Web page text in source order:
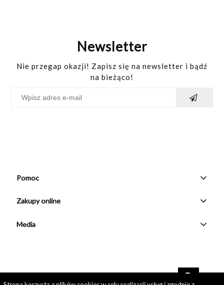
Newsletter
Nie przegap okazji! Zapisz się na newsletter i bądź
na bieżąco!
Pomoc
Zakupy online
Media
pokaż pełną wersję strony